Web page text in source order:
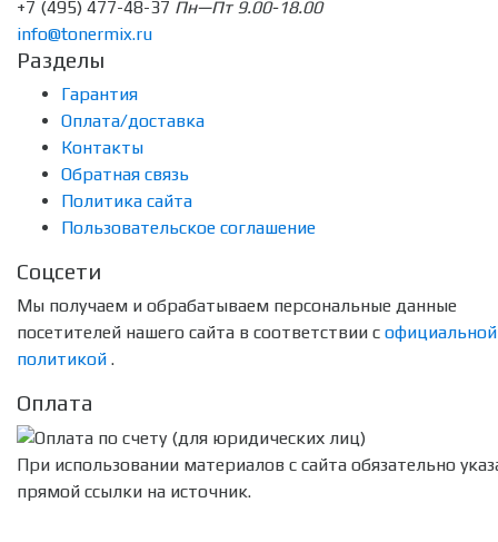
+7 (495) 477-48-37 Пн—Пт 9.00-18.00
info@tonermix.ru
Разделы
Гарантия
Оплата/доставка
Контакты
Обратная связь
Политика сайта
Пользовательское соглашение
Соцсети
Мы получаем и обрабатываем персональные данные
посетителей нашего сайта в соответствии с официальной
политикой .
Оплата
При использовании материалов с сайта обязательно
прямой ссылки на источник.